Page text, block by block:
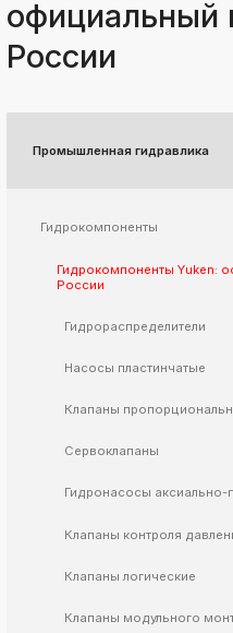
k
k
k
k
официальный
России
Промышленная гидравлика
Гидрокомпоненты
Гидрокомпоненты Yuken:
России
Гидрораспределители
Насосы пластинчатые
Клапаны
Сервоклапаны
Гидронасосы
Клапаны контроля
Клапаны логические
Клапаны модульного